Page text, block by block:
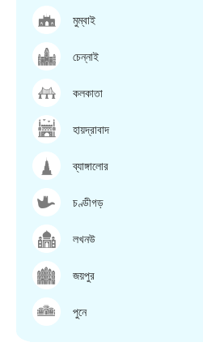
মুম্বাই
চেন্নাই
কলকাতা
হায়দ্রাবাদ
ব্যাঙ্গালোর
চণ্ডীগড়
লখনউ
জয়পুর
পুনে